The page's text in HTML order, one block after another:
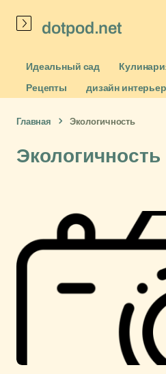
dotpod.net
Идеальный сад
Рецепты
дизайн
Главная Экологичность
Экологичность